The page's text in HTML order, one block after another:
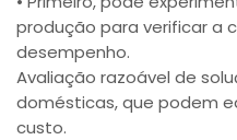
produção para verificar a
desempenho.
Avaliação razoável de
domésticas, que podem
custo.